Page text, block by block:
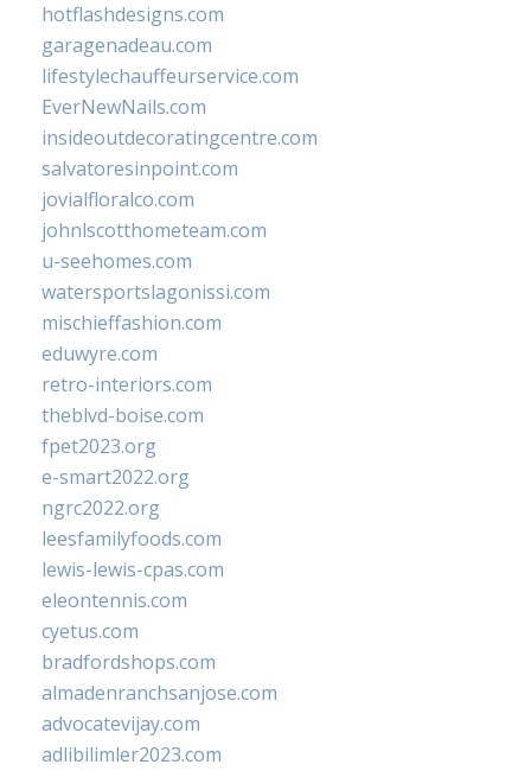
hotflashdesigns.com
garagenadeau.com
lifestylechauffeurservice.com
EverNewNails.com
insideoutdecoratingcentre.com
salvatoresinpoint.com
jovialfloralco.com
johnlscotthometeam.com
u-seehomes.com
watersportslagonissi.com
mischieffashion.com
eduwyre.com
retro-interiors.com
theblvd-boise.com
fpet2023.org
e-smart2022.org
ngrc2022.org
leesfamilyfoods.com
lewis-lewis-cpas.com
eleontennis.com
cyetus.com
bradfordshops.com
almadenranchsanjose.com
advocatevijay.com
adlibilimler2023.com